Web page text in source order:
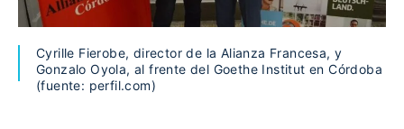
Cyrille Fierobe, director de la Alianza Francesa, y
Gonzalo Oyola, al frente del Goethe Institut en Córdoba
(fuente: perfil.com)